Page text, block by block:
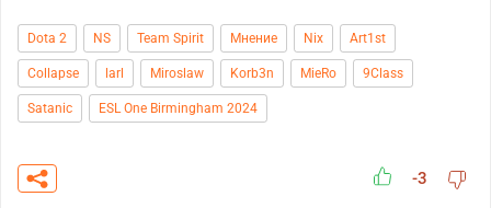
Dota 2 NS Team Spirit Мнение Nix Art1st
Collapse larl Miroslaw Korb3n MieRo 9Class
Satanic ESL One Birmingham 2024
-3